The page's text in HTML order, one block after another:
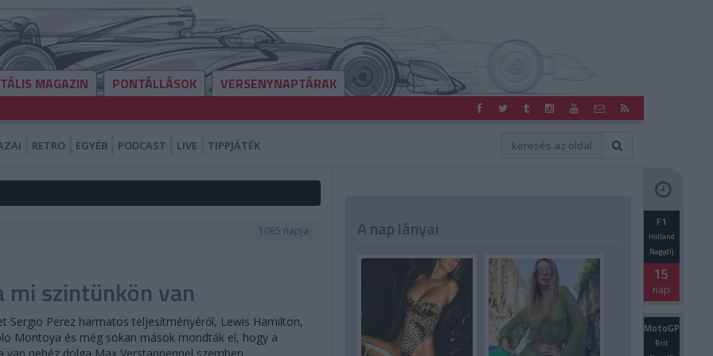
MAGAZIN PONTÁLLÁSOK VERSENYNAPTÁRAK
RETRO EGYÉB PODCAST LIVE TIPPJÁTÉK
1085 napja
mi szintünkön van
Sergio Perez harmatos teljesítményéről, Lewis Hamilton,
Montoya és még sokan mások mondták el, hogy a
A nap lányai F1
Holland
Nagydíj
15
nap
MotoGP
Brit